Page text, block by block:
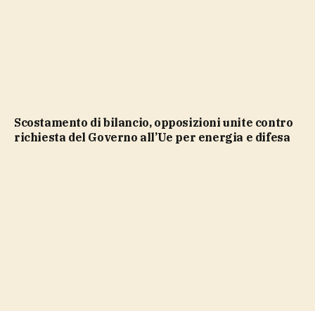
Scostamento di bilancio, opposizioni unite contro
richiesta del Governo all’Ue per energia e difesa